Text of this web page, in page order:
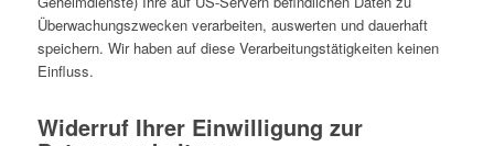
Überwachungszwecken verarbeiten, auswerten und dauerhaft
speichern. Wir haben auf diese Verarbeitungstätigkeiten keinen
Einfluss.
Widerruf Ihrer Einwilligung zur